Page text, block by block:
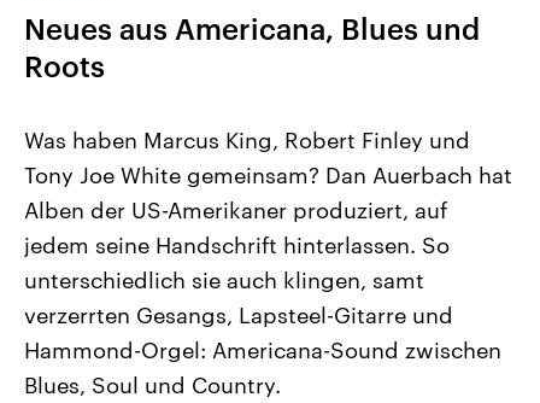
Landtagswahl Sachsen-Anhalt
2026
Alle Informationen
Sachsen-Anhalt wählt am 6.
September 2026 einen neuen
Landtag. Seit 2021 wird das
Bundesland von einer Koalition aus
CDU, SPD und FDP regiert.-
Umfragen, Prognosen,
Wahlprogramme, aktuelle Berichte
und Hintergründe zu den Parteien
USA
Aktuelle Beiträge,
Hintergründe
Wirtschaftlich und
gehören die Vereinigten
den mächtigsten Ländern
mit großem Einfluss auf
Sendungen Programm
Neues aus Americana, Blues und
Roots
Was haben Marcus King, Robert Finley und
Tony Joe White gemeinsam? Dan Auerbach hat
Alben der US-Amerikaner produziert, auf
jedem seine Handschrift hinterlassen. So
unterschiedlich sie auch klingen, samt
verzerrten Gesangs, Lapsteel-Gitarre und
Hammond-Orgel: Americana-Sound zwischen
Blues, Soul und Country.